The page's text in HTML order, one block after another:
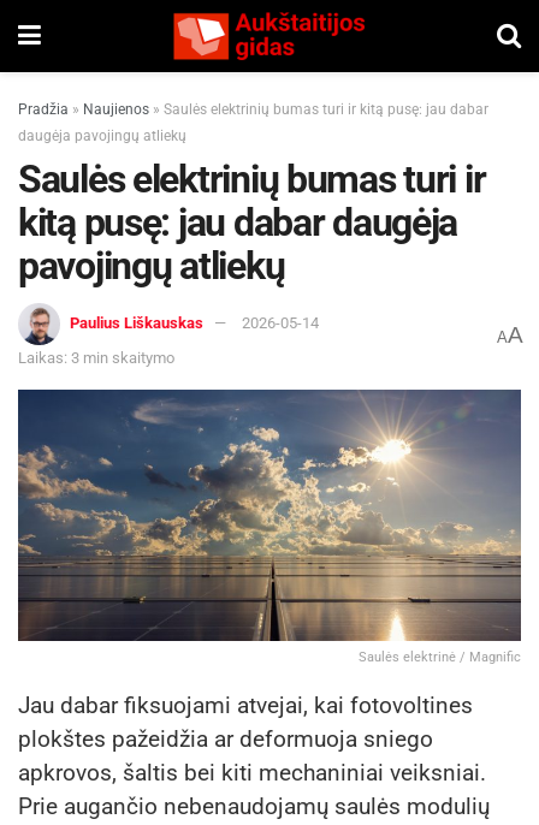
Pradžia » Naujienos » Saulės elektrinių bumas turi ir kitą pusę: jau dabar
daugėja pavojingų atliekų
Saulės elektrinių bumas turi ir
kitą pusę: jau dabar daugėja
pavojingų atliekų
Paulius Liškauskas
2026-05-14
Laikas: 3 min skaitymo
AA
Saulės elektrinė / Magnific
Jau dabar fiksuojami atvejai, kai fotovoltines
plokštes pažeidžia ar deformuoja sniego
apkrovos, šaltis bei kiti mechaniniai veiksniai.
Prie augančio nebenaudojamų saulės modulių